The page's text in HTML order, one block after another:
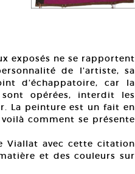
exposés ne se rapportent
de l’artiste, sa
d’échappatoire, car la
opérées, interdit les
La peinture est un fait en
comment se présente
Viallat avec cette citation
et des couleurs sur